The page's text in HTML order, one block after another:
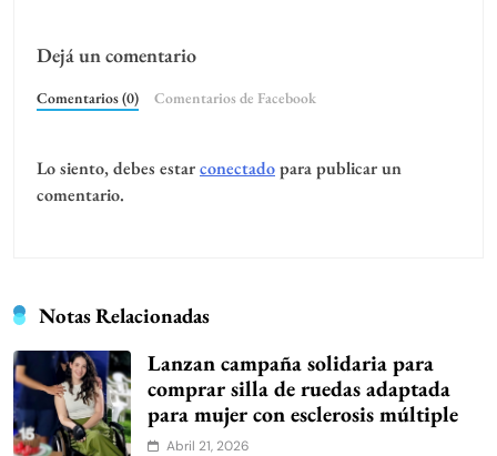
Dejá un comentario
Comentarios (0) Comentarios de Facebook
Lo siento, debes estarconectadopara publicar un
comentario.
Notas Relacionadas
Lanzan campaña solidaria para
comprar silla de ruedas adaptada
para mujer con esclerosis múltiple
Abril 21, 2026